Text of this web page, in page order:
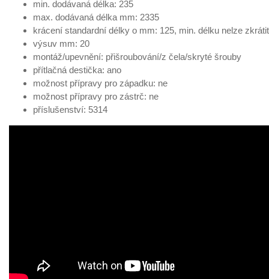
min. dodávaná délka: 235
max. dodávaná délka mm: 2335
krácení standardní délky o mm: 125, min. délku nelze zkrátit
výsuv mm: 20
montáž/upevnění: přišroubování/z čela/skryté šrouby
přítlačná destička: ano
možnost přípravy pro západku: ne
možnost přípravy pro zástrč: ne
příslušenství: 5314